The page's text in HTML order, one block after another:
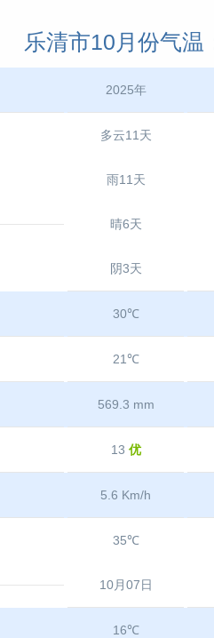
乐清市10月份气温
2025年
多云11天
雨11天
晴6天
阴3天
30℃
21℃
569.3 mm
13 优
5.6 Km/h
35℃
10月07日
16℃